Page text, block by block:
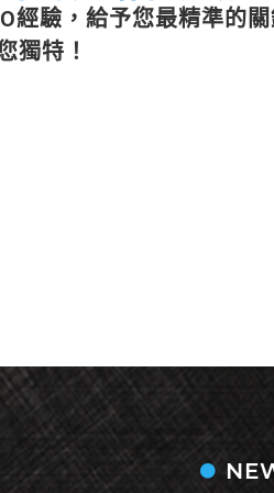
經驗，給予您最精準的
獨特！